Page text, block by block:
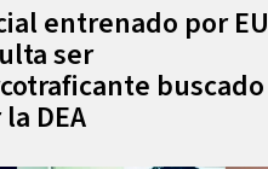
entrenado por EU
ser
buscado
DEA